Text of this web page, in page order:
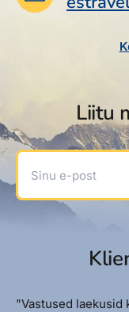
Reisitarvete
Kuldkaart
Platinum
Meist
Kontaktid
Tule tööle
Uudised
Liitu
Sinu e-post
"Vastused laekusid